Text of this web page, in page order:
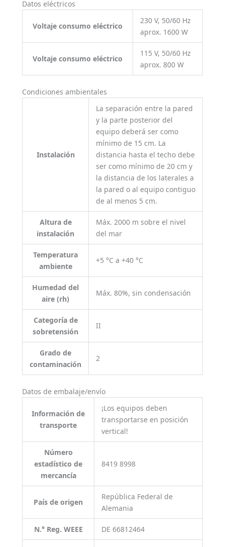
Datos eléctricos
Voltaje consumo eléctrico
230 V, 50/60 Hz
aprox. 1600 W
Voltaje consumo eléctrico
115 V, 50/60 Hz
aprox. 800 W
Condiciones ambientales
Instalación
La separación entre la pared
y la parte posterior del
equipo deberá ser como
mínimo de 15 cm. La
distancia hasta el techo debe
ser como mínimo de 20 cm y
la distancia de los laterales a
la pared o al equipo contiguo
de al menos 5 cm.
Altura de
instalación
Máx. 2000 m sobre el nivel
del mar
Temperatura
ambiente
+5 °C a +40 °C
Humedad del
aire (rh)
Máx. 80%, sin condensación
Categoría de
sobretensión
II
Grado de
contaminación
2
Datos de embalaje/envío
Información de
transporte
¡Los equipos deben
transportarse en posición
vertical!
Número
estadístico de
mercancía
8419 8998
País de origen
República Federal de
Alemania
N.° Reg. WEEE DE 66812464